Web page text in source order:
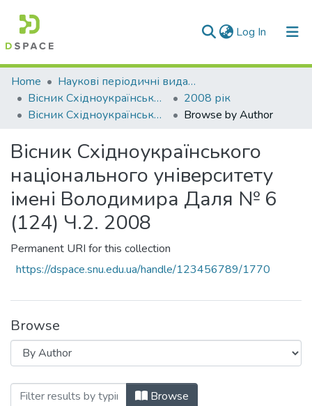
Log In (current)
Communities & Collections
All of DSpace
Home
Наукові періодичні видання СНУ ім. В. Даля
Вісник Східноукраїнського національного університету імені В. Даля
2008 рік
Вісник Східноукраїнського національного університету імені Володимира Даля № 6 (124) Ч.2. 2008
Browse by Author
Вісник Східноукраїнського
національного університету
імені Володимира Даля № 6
(124) Ч.2. 2008
Permanent URI for this collection
https://dspace.snu.edu.ua/handle/123456789/1770
Browse
Browsing Вісник Browse